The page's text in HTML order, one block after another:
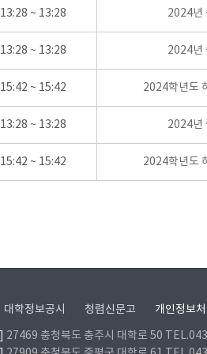
13:28 ~ 13:28 2024년
13:28 ~ 13:28 2024년
15:42 ~ 15:42 2024학년도
13:28 ~ 13:28 2024년
15:42 ~ 15:42 2024학년도
대학정보공시 청렴신문고 개인정보
27469 충청북도 충주시 대학로 50